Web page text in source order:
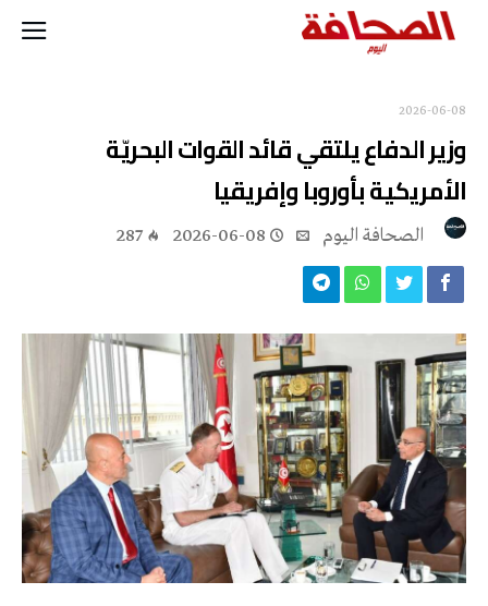
2026-06-08
وزير الدفاع يلتقي قائد القوات البحريّة
الأمريكية بأوروبا وإفريقيا
2026-06-08
287